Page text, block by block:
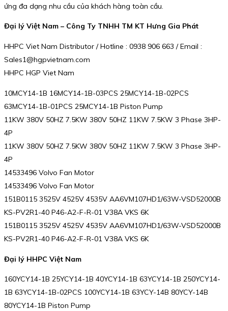
ứng đa dạng nhu cầu của khách hàng toàn cầu.
Đại lý Việt Nam – Công Ty TNHH TM KT Hưng Gia Phát
HHPC Viet Nam Distributor / Hotline : 0938 906 663 / Email :
Sales1@hgpvietnam.com
HHPC HGP Viet Nam
10MCY14-1B 16MCY14-1B-03PCS 25MCY14-1B-02PCS
63MCY14-1B-01PCS 25MCY14-1B Piston Pump
11KW 380V 50HZ 7.5KW 380V 50HZ 11KW 7.5KW 3 Phase 3HP-
4P
11KW 380V 50HZ 7.5KW 380V 50HZ 11KW 7.5KW 3 Phase 3HP-
4P
14533496 Volvo Fan Motor
14533496 Volvo Fan Motor
151B0115 3525V 4525V 4535V AA6VM107HD1/63W-VSD52000B
KS-PV2R1-40 P46-A2-F-R-01 V38A VKS 6K
151B0115 3525V 4525V 4535V AA6VM107HD1/63W-VSD52000B
KS-PV2R1-40 P46-A2-F-R-01 V38A VKS 6K
Đại lý HHPC Việt Nam
160YCY14-1B 25YCY14-1B 40YCY14-1B 63YCY14-1B 250YCY14-
1B 63YCY14-1B-02PCS 100YCY14-1B 63YCY-14B 80YCY-14B
80YCY14-1B Piston Pump